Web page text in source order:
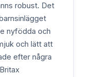
robust. Det
nyfödda och
och lätt att
efter några